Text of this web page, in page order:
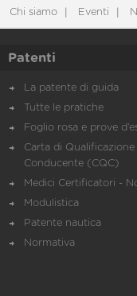
Chi siamo Eventi
Patenti
La patente di guida
Tutte le pratiche
Foglio rosa e prove
Carta di Qualificazione
Conducente (CQC)
Medici Certificatori -
Modulistica
Patente nautica
Normativa